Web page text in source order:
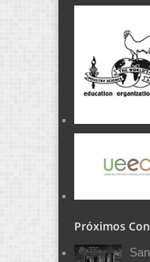
Próximos